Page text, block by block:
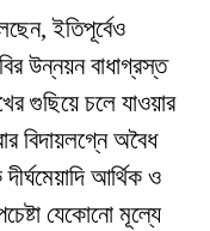
ইতিপূর্বেও
উন্নয়ন বাধাগ্রস্ত
গুছিয়ে চলে যাওয়ার
বিদায়লগ্নে অবৈধ
আর্থিক ও
যেকোনো মূল্যে